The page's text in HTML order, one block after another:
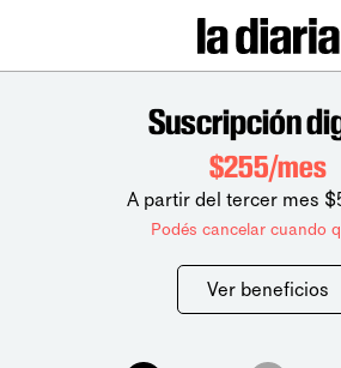
Suscripción
$255/mes
A partir del tercer mes
Podés cancelar cuando
Ver beneficios